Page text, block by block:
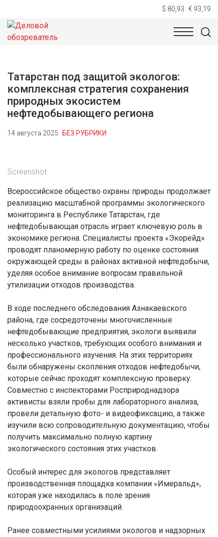
$ 80,93 € 93,19
НОВОСТИ
Татарстан под защитой экологов:
комплексная стратегия сохранения
природных экосистем
нефтедобывающего региона
14 августа 2025 БЕЗ РУБРИКИ
Screenshot
Всероссийское общество охраны природы продолжает
реализацию масштабной программы экологического
мониторинга в Республике Татарстан, где
нефтедобывающая отрасль играет ключевую роль в
экономике региона. Специалисты проекта «Экорейд»
проводят планомерную работу по оценке состояния
окружающей среды в районах активной нефтедобычи,
уделяя особое внимание вопросам правильной
утилизации отходов производства.
В ходе последнего обследования Азнакаевского
района, где сосредоточены многочисленные
нефтедобывающие предприятия, экологи выявили
несколько участков, требующих особого внимания и
профессионального изучения. На этих территориях
были обнаружены скопления отходов нефтедобычи,
которые сейчас проходят комплексную проверку.
Совместно с инспекторами Росприроднадзора
активисты взяли пробы для лабораторного анализа,
провели детальную фото- и видеофиксацию, а также
изучили всю сопроводительную документацию, чтобы
получить максимально полную картину
экологического состояния этих участков.
Особый интерес для экологов представляет
производственная площадка компании «Имеральд»,
которая уже находилась в поле зрения
природоохранных организаций.
Ранее совместными усилиями экологов и надзорных